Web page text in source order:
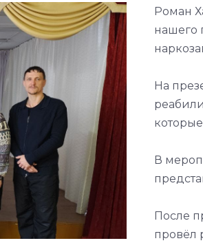
Роман
нашего
На
В
После
провёл